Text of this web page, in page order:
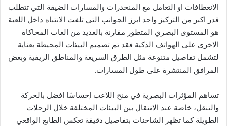
الانعطافات او التعامل مع المنحدرات والمسارات الضيقة التي تتطلب
قدر اكبر من التركيز واحد ابرز الجوانب التي تلفت الانتباه داخل اللعبة
هو المستوى البصري المتطور مقارنة بالعديد من العاب المحاكاة
الاخرى على الهواتف الذكية فقد تم تصميم البيئات المحيطة بعناية
لتشمل تفاصيل متنوعة مثل الطرق السريعة والمناطق الريفية وبعض
المرافق المنتشرة على طول المسارات.
تساهم المؤثرات البصرية في منح اللاعب إحساسًا افضل بالحركة
والتنقل، خاصة عند الانتقال بين البيئات المختلفة خلال الرحلات
الطويلة كما تظهر الشاحنات بتفاصيل دقيقة تعكس الطابع الواقعي